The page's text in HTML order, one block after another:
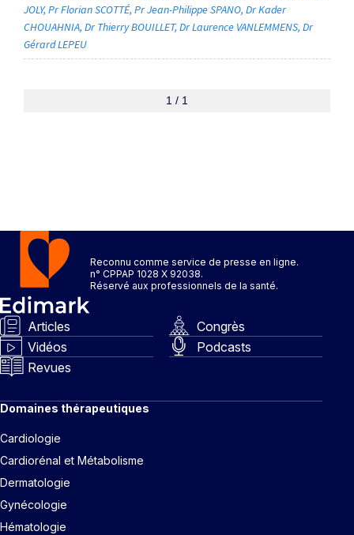
JOLY Pr Florian SCOTTÉ Pr Jean-Philippe SPANO Dr Kader
CHOUAHNIA Dr Thierry BOUILLET Dr Laurence VANLEMMENS Dr
Gérard LEPEU
1 / 1
Reconnu comme service de presse en ligne.
n° CPPAP 1028 X 92038.
Réservé aux professionnels de la santé.
Articles
Congrès
Vidéos
Podcasts
Revues
Domaines thérapeutiques
Cardiologie
Cardiorénal et Métabolisme
Dermatologie
Gynécologie
Hématologie